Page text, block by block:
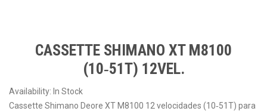
CASSETTE SHIMANO XT M8100
(10‑51T) 12VEL.
Availability: In Stock
Cassette Shimano Deore XT M8100 12 velocidades (10‑51T) para